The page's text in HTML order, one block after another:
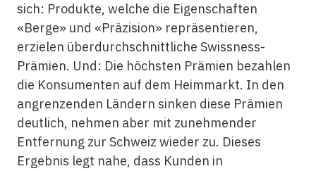
sich: Produkte, welche die Eigenschaften
«Berge» und «Präzision» repräsentieren,
erzielen überdurchschnittliche Swissness-
Prämien. Und: Die höchsten Prämien bezahlen
die Konsumenten auf dem Heimmarkt. In den
angrenzenden Ländern sinken diese Prämien
deutlich, nehmen aber mit zunehmender
Entfernung zur Schweiz wieder zu. Dieses
Ergebnis legt nahe, dass Kunden in